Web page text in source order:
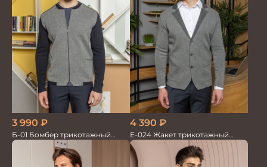
3 990 ₽
Б-01 Бомбер трикотажный
серо/синий
4 390 ₽
Е-024 Жакет трикотажный
серый